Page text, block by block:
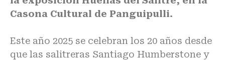
Casona Cultural de Panguipulli.
Este año 2025 se celebran los 20 años desde
que las salitreras Santiago Humberstone y